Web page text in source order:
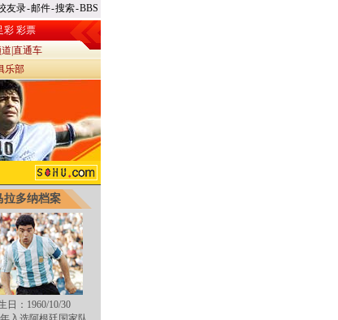
友录-邮件-搜索-BBS
彩 彩票
直通车
乐部
纳档案
日：1960/10/30